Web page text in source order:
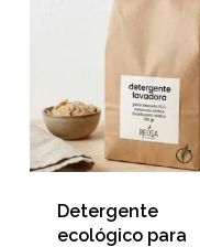
Detergente
ecológico para